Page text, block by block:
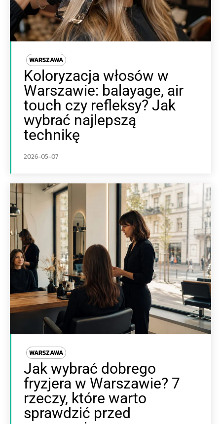
WARSZAWA
Koloryzacja włosów w
Warszawie: balayage, air
touch czy refleksy? Jak
wybrać najlepszą
technikę
2026-05-07
WARSZAWA
Jak wybrać dobrego
fryzjera w Warszawie? 7
rzeczy, które warto
sprawdzić przed